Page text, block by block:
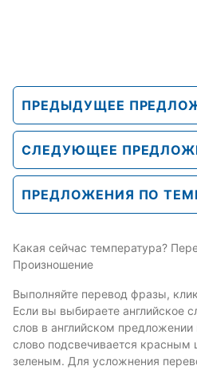
ПРЕДЫДУЩЕЕ
СЛЕДУЮЩЕЕ
ПРЕДЛОЖЕНИЯ ПО
Какая сейчас температура?
Произношение
Выполняйте перевод фразы,
Если вы выбираете английское
слов в английском
слово подсвечивается красным
зеленым. Для усложнения